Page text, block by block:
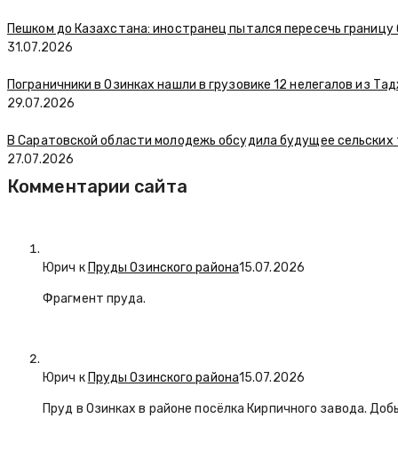
Пешком до Казахстана: иностранец пытался пересечь
31.07.2026
Пограничники в Озинках нашли в грузовике 12 нелегалов из
29.07.2026
В Саратовской области молодежь обсудила будущее сельских
27.07.2026
Комментарии сайта
Юрич кПруды Озинского района15.07.2026
Фрагмент пруда.
Юрич кПруды Озинского района15.07.2026
Пруд в Озинках в районе посёлка Кирпичного завода.